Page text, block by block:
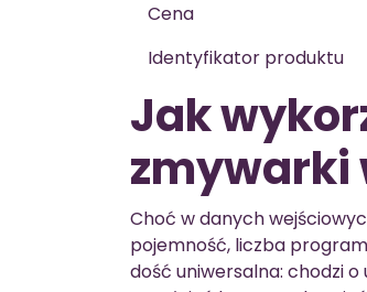
Cena
Identyfikator produktu
Jak
zmywarki
Choć w danych
pojemność, liczba
dość uniwersalna: chodzi